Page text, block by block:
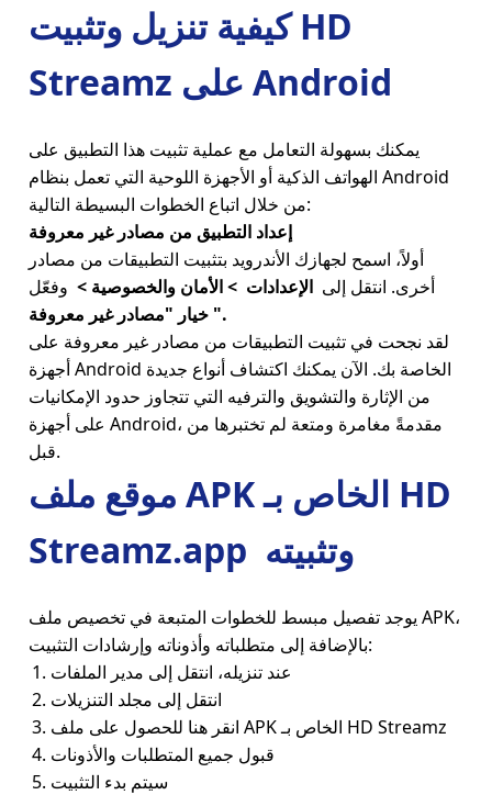
كيفية تنزيل وتثبيت HD
Streamz على Android
يمكنك بسهولة التعامل مع عملية تثبيت هذا التطبيق على
الهواتف الذكية أو الأجهزة اللوحية التي تعمل بنظام Android
من خلال اتباع الخطوات البسيطة التالية:
إعداد التطبيق من مصادر غير معروفة
أولاً، اسمح لجهازك الأندرويد بتثبيت التطبيقات من مصادر
أخرى. انتقل إلى الإعدادات > الأمان والخصوصية > وفعّل
خيار "مصادر غير معروفة".
لقد نجحت في تثبيت التطبيقات من مصادر غير معروفة على
أجهزة Android الخاصة بك. الآن يمكنك اكتشاف أنواع جديدة
من الإثارة والتشويق والترفيه التي تتجاوز حدود الإمكانيات
على أجهزة Android، مقدمةً مغامرة ومتعة لم تختبرها من
قبل.
موقع ملف APK الخاص بـ HD
Streamz.app وتثبيته
يوجد تفصيل مبسط للخطوات المتبعة في تخصيص ملف APK،
بالإضافة إلى متطلباته وأذوناته وإرشادات التثبيت:
عند تنزيله، انتقل إلى مدير الملفات
انتقل إلى مجلد التنزيلات
انقر هنا للحصول على ملف APK الخاص بـ HD Streamz
قبول جميع المتطلبات والأذونات
سيتم بدء التثبيت